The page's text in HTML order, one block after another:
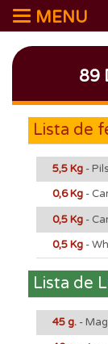
MENU
89
Lista de
5,5 Kg -
0,6 Kg -
0,5 Kg -
0,5 Kg -
Lista de
45 g. -